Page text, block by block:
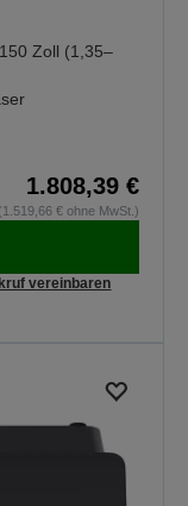
Zoll (1,35–
1.808,39 €
€ ohne MwSt.)
vereinbaren